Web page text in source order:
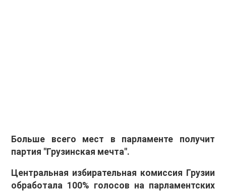
Больше всего мест в парламенте получит
партия "Грузинская мечта".
Центральная избирательная комиссия Грузии
обработала 100% голосов на парламентских